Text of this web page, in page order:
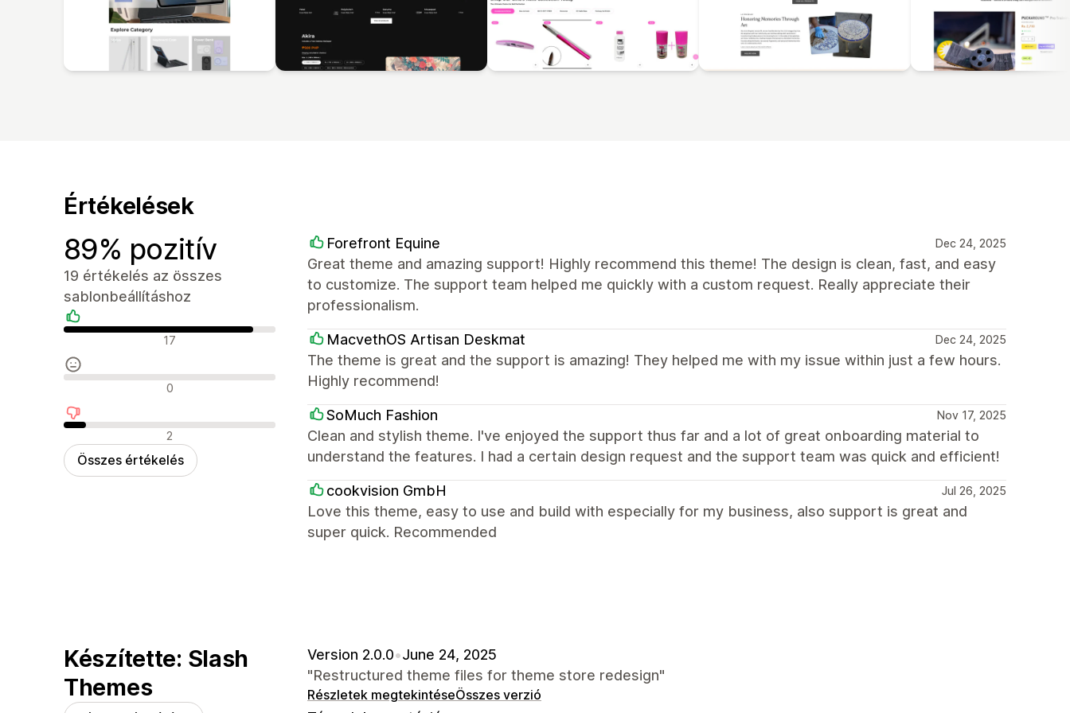
Értékelések
89% pozitív
19 értékelés az összes
sablonbeállításhoz
Pozitív értékelések
17
Semleges értékelések
0
Negatív értékelések
2
Összes értékelés
Forefront Equine Dec 24, 2025
Great theme and amazing support! Highly recommend this theme! The design is clean, fast, and easy
to customize. The support team helped me quickly with a custom request. Really appreciate their
professionalism.
MacvethOS Artisan Deskmat Dec 24, 2025
The theme is great and the support is amazing! They helped me with my issue within just a few hours.
Highly recommend!
SoMuch Fashion Nov 17, 2025
Clean and stylish theme. I've enjoyed the support thus far and a lot of great onboarding material to
understand the features. I had a certain design request and the support team was quick and efficient!
cookvision GmbH Jul 26, 2025
Love this theme, easy to use and build with especially for my business, also support is great and
super quick. Recommended
Készítette: Slash
Themes
Version 2.0.0•June 24, 2025
"Restructured theme files for theme store redesign"
Részletek megtekintéseÖsszes verzió